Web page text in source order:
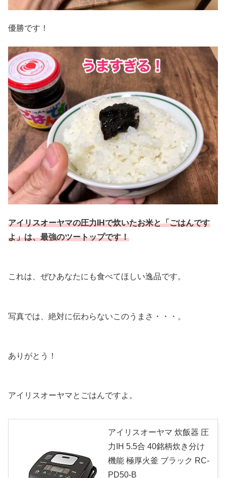
優勝です！
アイリスオーヤマの圧力IHで炊いたお米と「ごはんです
よ」は、最強のツートップです！
これは、ぜひあなたにも食べてほしい逸品です。
写真では、絶対に伝わらないこのうまさ・・・。
ありがとう！
アイリスオーヤマとごはんですよ。
アイリスオーヤマ 炊飯器 圧
力IH 5.5合 40銘柄炊き分け
機能 極厚火釜 ブラック RC-
PD50-B